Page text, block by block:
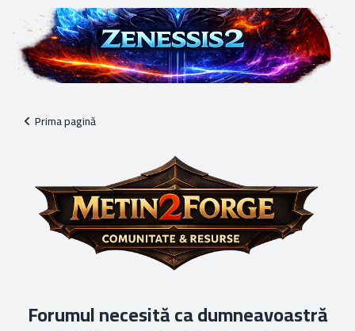
Prima pagină
Forumul necesită ca dumneavoastră